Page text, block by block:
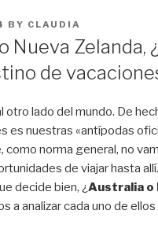
BY CLAUDIA
Nueva Zelanda,
de
otro lado del mundo. De
es nuestras «antípodas
como norma general, no
de viajar hasta
decide bien, ¿Australia o
a analizar cada uno de